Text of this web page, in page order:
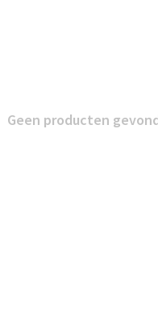
Geen producten